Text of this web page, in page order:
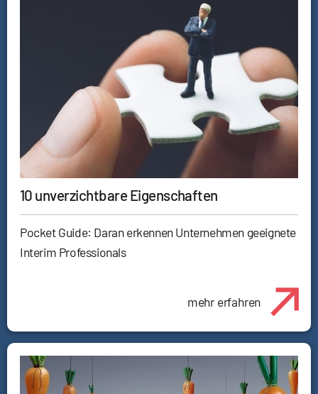
10 unverzichtbare Eigenschaften
Pocket Guide: Daran erkennen Unternehmen geeignete
Interim Professionals
mehr erfahren